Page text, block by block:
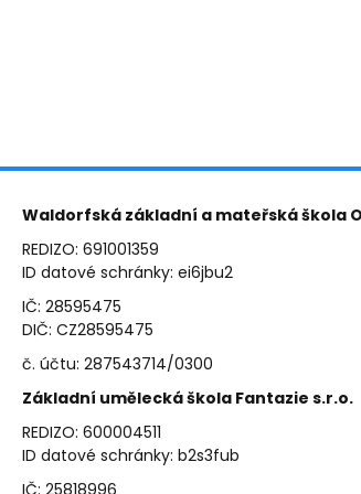
Waldorfská základní a mateřská škola
REDIZO: 691001359
ID datové schránky: ei6jbu2
IČ: 28595475
DIČ: CZ28595475
č. účtu: 287543714/0300
Základní umělecká škola Fantazie s.r.o.
REDIZO: 600004511
ID datové schránky: b2s3fub
IČ: 25818996